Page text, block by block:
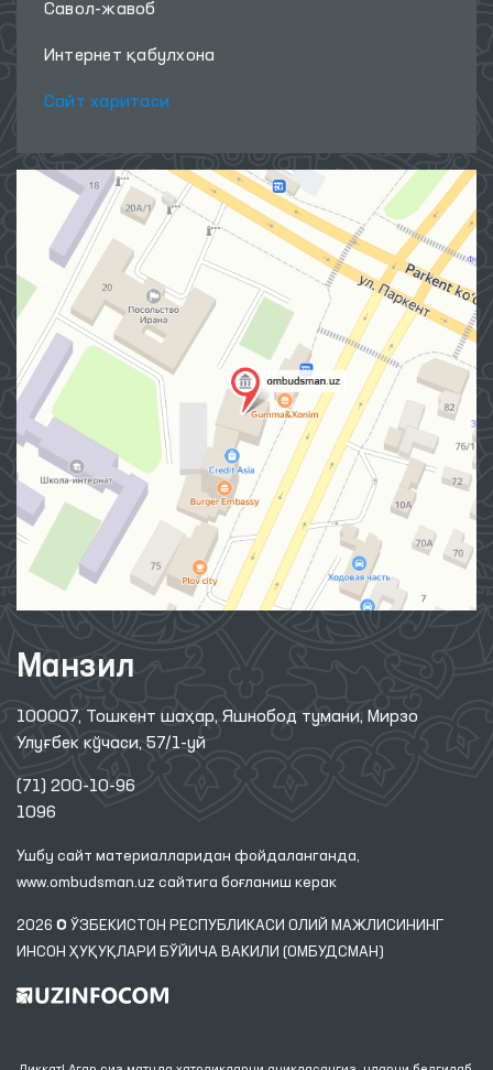
Савол-жавоб
Интернет қабулхона
Сайт харитаси
Манзил
100007, Тошкент шаҳар, Яшнобод тумани, Мирзо
Улуғбек кўчаси, 57/1-уй
(71) 200-10-96
1096
Ушбу сайт материалларидан фойдаланганда,
www.ombudsman.uz сайтига боғланиш керак
2026 © ЎЗБЕКИСТОН РЕСПУБЛИКАСИ ОЛИЙ МАЖЛИСИНИНГ
ИНСОН ҲУҚУҚЛАРИ БЎЙИЧА ВАКИЛИ (ОМБУДСМАН)